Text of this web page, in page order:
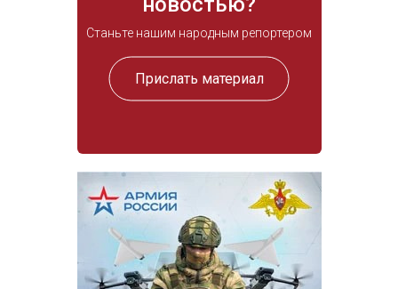
Станьте нашим народным репортером
Прислать материал